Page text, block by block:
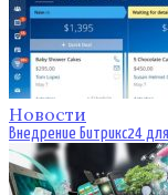
Новости
Внедрение Битрикс24